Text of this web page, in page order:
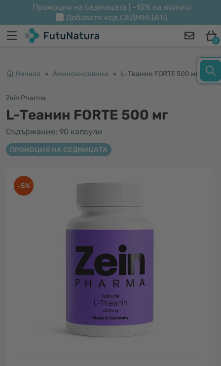
Промоция на седмицата | -15% на всичко
Добавете код СЕДМИЦА15
0
Начало Аминокиселини L-Теанин FORTE 500 мг
Zein Pharma
L-Теанин FORTE 500 мг
Съдържание: 90 капсули
ПРОМОЦИЯ НА СЕДМИЦАТА
-5%